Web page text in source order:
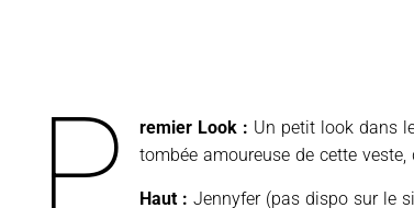
P remier Look : Un petit look dans
tombée amoureuse de cette
Haut : Jennyfer (pas dispo sur le